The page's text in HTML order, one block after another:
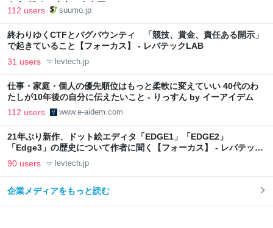
向上”戦略 東京・中央区
112 users suumo.jp
終わりゆくCTFとバグバウンティ 「競技、賞金、責任ある開示」
で起きていること【フォーカス】 - レバテックLAB
31 users levtech.jp
仕事・家庭・個人の優先順位はもっと柔軟に変えていい 40代のわ
たしが10年後の自分に伝えたいこと - りっすん by イーアイデム
112 users www.e-aidem.com
21年ぶり新作、ドット絵エディタ「EDGE1」「EDGE2」
「Edge3」の歴史について作者に聞く【フォーカス】 - レバテック
LAB
90 users levtech.jp
企業メディアをもっと読む